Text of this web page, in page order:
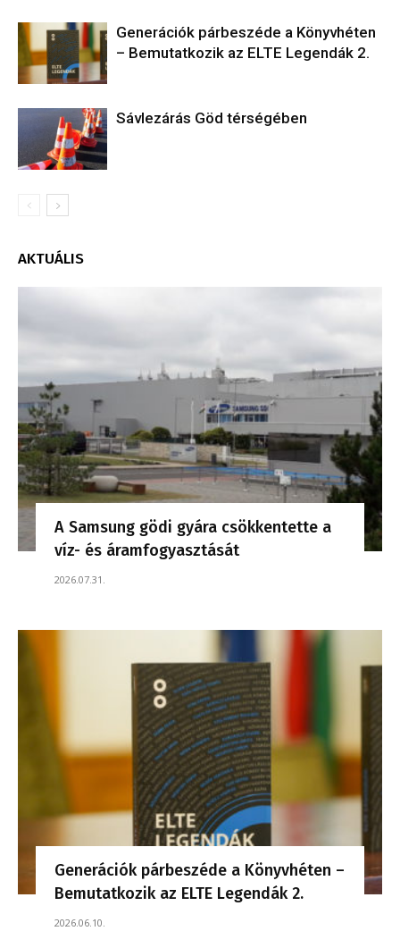
Generációk párbeszéde a Könyvhéten
– Bemutatkozik az ELTE Legendák 2.
Sávlezárás Göd térségében
AKTUÁLIS
A Samsung gödi gyára csökkentette a
víz- és áramfogyasztását
2026.07.31.
Generációk párbeszéde a Könyvhéten –
Bemutatkozik az ELTE Legendák 2.
2026.06.10.